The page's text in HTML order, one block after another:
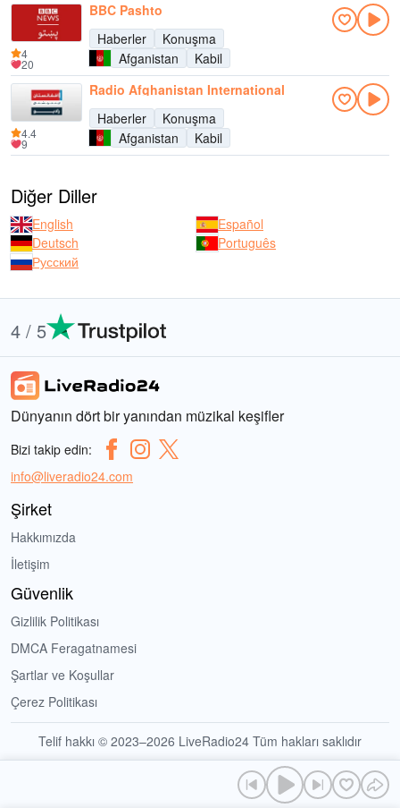
BBC Pashto
Haberler
Konuşma
Afganistan
Kabil
4
20
Radio Afghanistan International
Haberler
Konuşma
Afganistan
Kabil
4.4
9
Diğer Diller
English
Español
Deutsch
Português
Русский
4 / 5
Dünyanın dört bir yanından müzikal keşifler
Bizi takip edin:
info@liveradio24.com
Şirket
Hakkımızda
İletişim
Güvenlik
Gizlilik Politikası
DMCA Feragatnamesi
Şartlar ve Koşullar
Çerez Politikası
Telif hakkı © 2023–2026 LiveRadio24 Tüm hakları saklıdır